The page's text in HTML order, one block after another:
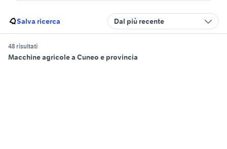
Salva ricerca Dal più recente
48 risultati
Macchine agricole a Cuneo e provincia